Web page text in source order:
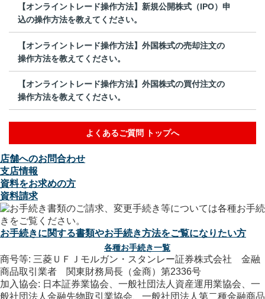
【オンライントレード操作方法】新規公開株式（IPO）申
込の操作方法を教えてください。
【オンライントレード操作方法】外国株式の売却注文の
操作方法を教えてください。
【オンライントレード操作方法】外国株式の買付注文の
操作方法を教えてください。
よくあるご質問 トップへ
店舗へのお問合わせ
支店情報
資料をお求めの方
資料請求
お手続きに関する書類やお手続き方法をご覧になりたい方
各種お手続き一覧
商号等: 三菱ＵＦＪモルガン・スタンレー証券株式会社 金融
商品取引業者 関東財務局長（金商）第2336号
加入協会: 日本証券業協会、一般社団法人資産運用業協会、一
般社団法人金融先物取引業協会、一般社団法人第二種金融商品